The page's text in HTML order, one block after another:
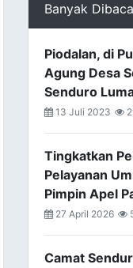
Banyak Dibaca
Piodalan, di
Agung Desa
Senduro
13 Juli 2023
Tingkatkan
Pelayanan
Pimpin Apel
27 April 2026
Camat